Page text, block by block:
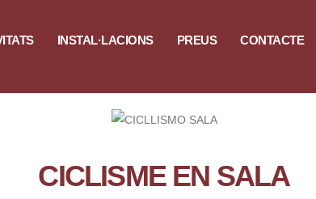
INSTAL·LACIONS PREUS CONTACTE
CICLISME EN SALA